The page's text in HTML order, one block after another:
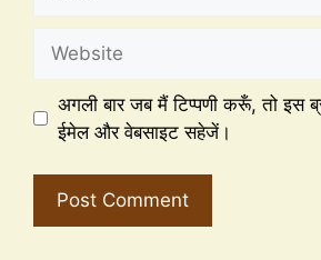
अगली बार जब मैं टिप्पणी करूँ, तो इस
ईमेल और वेबसाइट सहेजें।